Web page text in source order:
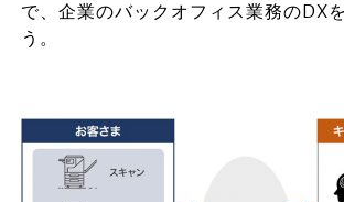
で、企業のバックオフィス業務のDX
う。